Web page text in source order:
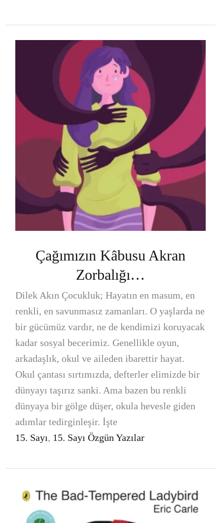
Çağımızın Kâbusu Akran
Zorbalığı…
Dilek Akın Çocukluk; Hayatın en masum, en
renkli, en savunmasız zamanları. O yaşlarda ne
bir gücümüz vardır, ne de kendimizi koruyacak
kadar sosyal becerimiz. Genellikle oyun,
arkadaşlık, okul ve aileden ibarettir hayat.
Okul çantası sırtımızda, defterler elimizde bir
dünyayı taşırız sanki. Ama bazen bu renkli
dünyaya bir gölge düşer, okula hevesle giden
adımlar tedirginleşir. İşte
15. Sayı, 15. Sayı Özgün Yazılar